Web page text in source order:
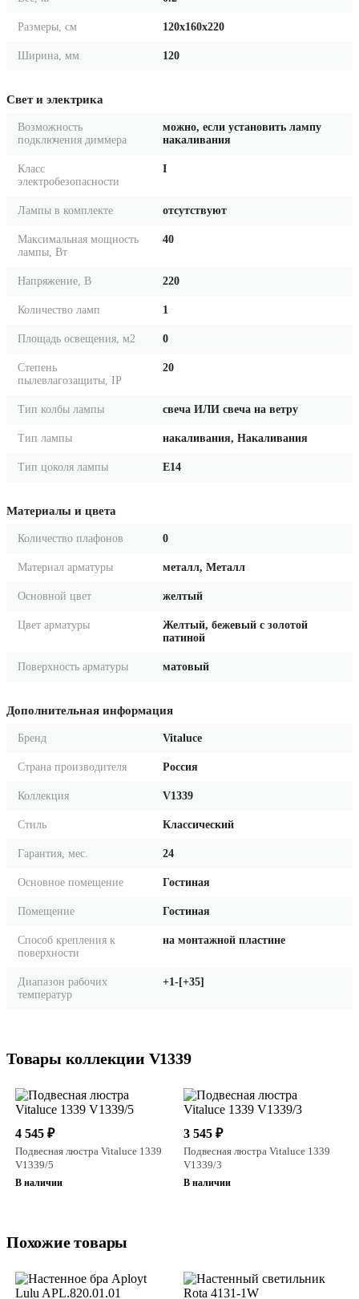
Размеры, см 120x160x220
Ширина, мм 120
Свет и электрика
Возможность
подключения диммера
можно, если установить лампу
накаливания
Класс
электробезопасности
I
Лампы в комплекте отсутствуют
Максимальная мощность
лампы, Вт
40
Напряжение, В 220
Количество ламп 1
Площадь освещения, м2 0
Степень
пылевлагозащиты, IP
20
Тип колбы лампы свеча ИЛИ свеча на ветру
Тип лампы накаливания, Накаливания
Тип цоколя лампы E14
Материалы и цвета
Количество плафонов 0
Материал арматуры металл, Металл
Основной цвет желтый
Цвет арматуры
Желтый, бежевый с золотой
патиной
Поверхность арматуры матовый
Дополнительная информация
Бренд Vitaluce
Страна производителя Россия
Коллекция V1339
Стиль Классический
Гарантия, мес. 24
Основное помещение Гостиная
Помещение Гостиная
Способ крепления к
поверхности
на монтажной пластине
Диапазон рабочих
температур
+1-[+35]
Товары коллекции V1339
4 545 ₽
Подвесная люстра Vitaluce 1339
V1339/5
В наличии
3 545 ₽
Подвесная люстра Vitaluce 1339
V1339/3
В наличии
Похожие товары